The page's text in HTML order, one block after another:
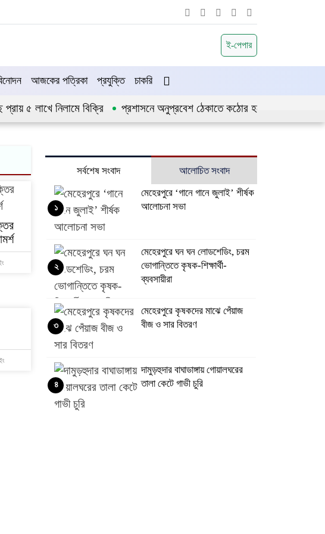
ই-পেপার
আজকের পত্রিকা প্রযুক্তি চাকরি
৫ লাখে নিলামে বিক্রি প্রশাসনে অনুপ্রবেশ ঠেকাতে কঠোর হচ্ছে সরকার
সর্বশেষ সংবাদ
আলোচিত সংবাদ
মেহেরপুরে ‘গানে গানে জুলাই’ শীর্ষক
আলোচনা সভা
১
মেহেরপুরে ঘন ঘন লোডশেডিং, চরম
ভোগান্তিতে কৃষক-শিক্ষার্থী-
ব্যবসায়ীরা
২
মেহেরপুরে কৃষকদের মাঝে পেঁয়াজ
বীজ ও সার বিতরণ
৩
দামুড়হুদার বাঘাডাঙ্গায় গোয়ালঘরের
তালা কেটে গাভী চুরি
৪